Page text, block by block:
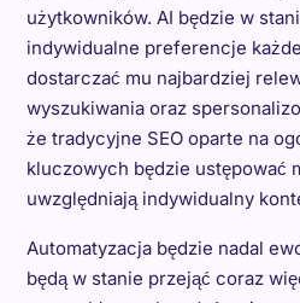
użytkowników. AI będzie w
indywidualne preferencje
dostarczać mu najbardziej
wyszukiwania oraz
że tradycyjne SEO oparte na
kluczowych będzie ustępować
uwzględniają indywidualny
Automatyzacja będzie nadal
będą w stanie przejąć coraz